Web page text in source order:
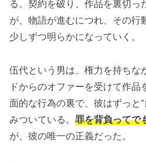
る。契約を破り、作品を裏切っ
が、物語が進むにつれ、その行
少しずつ明らかになっていく。
伍代という男は、権力を持ちな
ドからのオファーを受けて作
面的な行為の裏で、彼はずっと
みついている。 罪を背負ってで
が、彼の唯一の正義だった。